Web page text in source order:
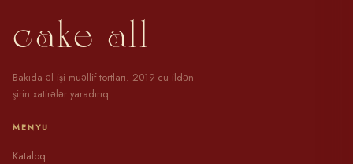
cake all
Bakıda əl işi müəllif tortları. 2019-cu ildən
şirin xatirələr yaradırıq.
MENYU
Kataloq